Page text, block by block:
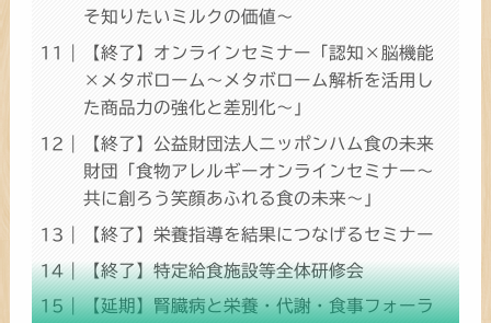
そ知りたいミルクの価値～
【終了】オンラインセミナー「認知×脳機能
×メタボローム～メタボローム解析を活用し
た商品力の強化と差別化～」
【終了】公益財団法人ニッポンハム食の未来
財団「食物アレルギーオンラインセミナー～
共に創ろう笑顔あふれる食の未来～」
【終了】栄養指導を結果につなげるセミナー
【終了】特定給食施設等全体研修会
【延期】腎臓病と栄養・代謝・食事フォーラ